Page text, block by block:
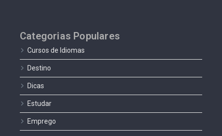
Categorias Populares
Cursos de Idiomas
Destino
Dicas
Estudar
Emprego